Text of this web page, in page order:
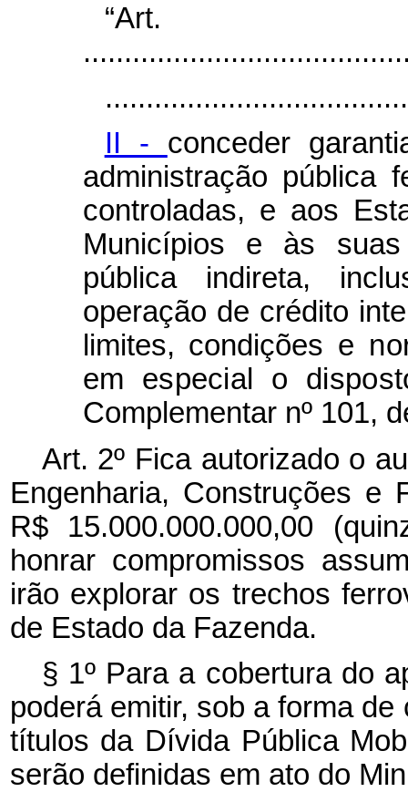
II - conceder
administração pública
controladas, e aos
Municípios e às suas
pública indireta,
operação de crédito
limites, condições e
em especial o
Complementar nº 101,
Art. 2º Fica autorizado o
Engenharia, Construções e
R$ 15.000.000.000,00
honrar compromissos
irão explorar os trechos
de Estado da Fazenda.
§ 1º Para a cobertura do
poderá emitir, sob a forma
títulos da Dívida Pública
serão definidas em ato do